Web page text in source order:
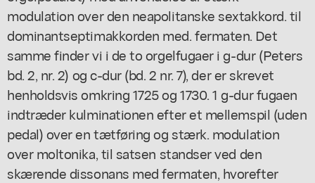
modulation over den neapolitanske sextakkord. til
dominantseptimakkorden med. fermaten. Det
samme finder vi i de to orgelfugaer i g-dur (Peters
bd. 2, nr. 2) og c-dur (bd. 2 nr. 7), der er skrevet
henholdsvis omkring 1725 og 1730. 1 g-dur fugaen
indtræder kulminationen efter et mellemspil (uden
pedal) over en tætføring og stærk. modulation
over moltonika, til satsen standser ved den
skærende dissonans med fermaten, hvorefter